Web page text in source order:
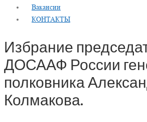
Вакансии
КОНТАКТЫ
Избрание
ДОСААФ России
полковника
Колмакова.